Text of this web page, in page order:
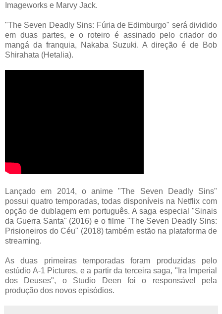
Imageworks e Marvy Jack.
"The Seven Deadly Sins: Fúria de Edimburgo" será dividido
em duas partes, e o roteiro é assinado pelo criador do
mangá da franquia, Nakaba Suzuki. A direção é de Bob
Shirahata (Hetalia).
Lançado em 2014, o anime "The Seven Deadly Sins"
possui quatro temporadas, todas disponíveis na Netflix com
opção de dublagem em português. A saga especial "Sinais
da Guerra Santa" (2016) e o filme "The Seven Deadly Sins:
Prisioneiros do Céu" (2018) também estão na plataforma de
streaming.
As duas primeiras temporadas foram produzidas pelo
estúdio A-1 Pictures, e a partir da terceira saga, "Ira Imperial
dos Deuses", o Studio Deen foi o responsável pela
produção dos novos episódios.